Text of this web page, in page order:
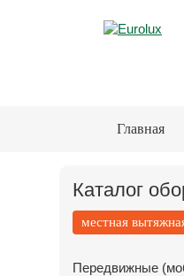
Главная
Каталог
местная
Передвижные